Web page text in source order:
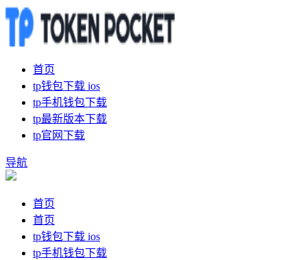
首页
tp钱包下载 ios
tp手机钱包下载
tp最新版本下载
tp官网下载
导航
首页
首页
tp钱包下载 ios
tp手机钱包下载